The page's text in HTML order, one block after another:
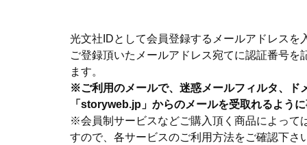
光文社IDとして会員登録するメールアドレスを
ご登録頂いたメールアドレス宛てに認証番号
ます。
※ご利用のメールで、迷惑メールフィルタ、ド
「storyweb.jp」からのメールを受取れるよう
※会員制サービスなどご購入頂く商品によって
すので、各サービスのご利用方法をご確認下さ